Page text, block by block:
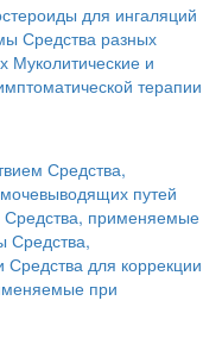
для ингаляций
Средства разных
Муколитические и
терапии
Средства,
путей
Средства, применяемые
Средства,
Средства для коррекции
при